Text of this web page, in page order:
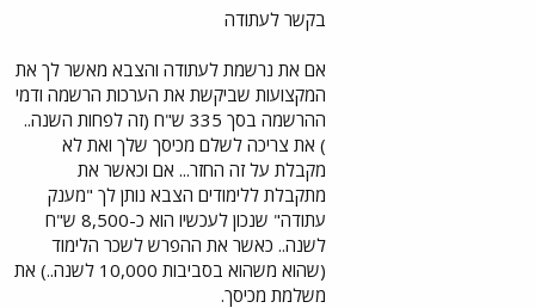
בקשר לעתודה
אם את נרשמת לעתודה והצבא מאשר לך את
המקצועות שביקשת את הערכות הרשמה ודמי
ההרשמה בסך 335 ש"ח (זה לפחות השנה..
) את צריכה לשלם מכיסך שלך ואת לא
מקבלת על זה החזר... אם וכאשר את
מתקבלת ללימודים הצבא נותן לך "מענק
עתודה" שנכון לעכשיו הוא כ-8,500 ש"ח
לשנה.. כאשר את ההפרש לשכר הלימוד
(שהוא משהוא בסביבות 10,000 לשנה..) את
משלמת מכיסך.